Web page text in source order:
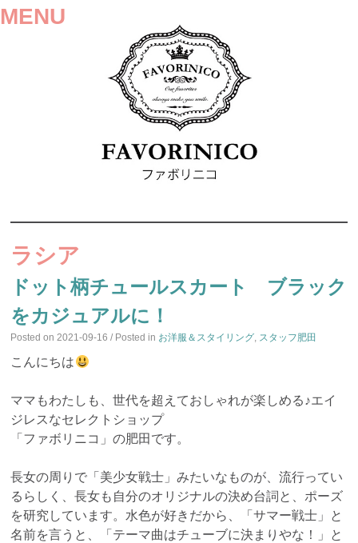
MENU
TO
CONTENT
ラシア
ドット柄チュールスカート ブラック
をカジュアルに！
Posted on2021-09-16 / Posted in お洋服＆スタイリング, スタッフ肥田
こんにちは
ママもわたしも、世代を超えておしゃれが楽しめる♪エイ
ジレスなセレクトショップ
「ファボリニコ」の肥田です。
長女の周りで「美少女戦士」みたいなものが、流行ってい
るらしく、長女も自分のオリジナルの決め台詞と、ポーズ
を研究しています。水色が好きだから、「サマー戦士」と
名前を言うと、「テーマ曲はチューブに決まりやな！」と